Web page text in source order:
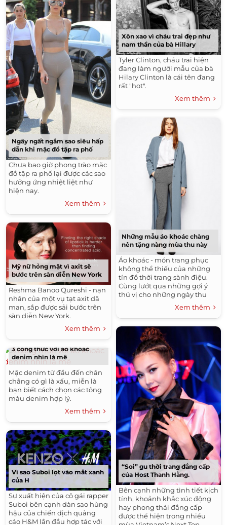
Ngây ngất ngắm sao siêu hấp
dẫn khi mặc đồ tập ra phố
Chưa bao giờ phong trào mặc
đồ tập ra phố lại được các sao
hưởng ứng nhiệt liệt như
hiện nay.
Xem thêm
Mỹ nữ hỏng mặt vì axit sẽ
bước trên sàn diễn New York
Reshma Banoo Qureshi - nạn
nhân của một vụ tạt axit dã
man, sắp được sải bước trên
sàn diễn New York.
Xem thêm
3 công thức với áo khoác
denim nhìn là mê
Mặc denim từ đầu đến chân
chẳng có gì là xấu, miễn là
bạn biết cách chọn các tông
màu denim hợp lý.
Xem thêm
Vì sao Suboi lọt vào mắt xanh
của H
Sự xuất hiện của cô gái rapper
Suboi bên cạnh dàn sao hùng
hậu của chiến dịch quảng
cáo H&M lần đầu hợp tác với
Xôn xao vì cháu trai đẹp như
nam thần của bà Hillary
Tyler Clinton, cháu trai hiện
đang làm người mẫu của bà
Hilary Clinton là cái tên đang
rất "hot".
Xem thêm
Những mẫu áo khoác chàng
nên tặng nàng mùa thu này
Áo khoác - món trang phục
không thể thiếu của những
tín đồ thời trang sành điệu.
Cùng lướt qua những gợi ý
thú vị cho những ngày thu
Xem thêm
“Soi” gu thời trang đẳng cấp
của Host Thanh Hằng.
Bên cạnh những tình tiết kịch
tính, khoảnh khắc xúc động
hay phong thái đẳng cấp
được thể hiện trong nhiều